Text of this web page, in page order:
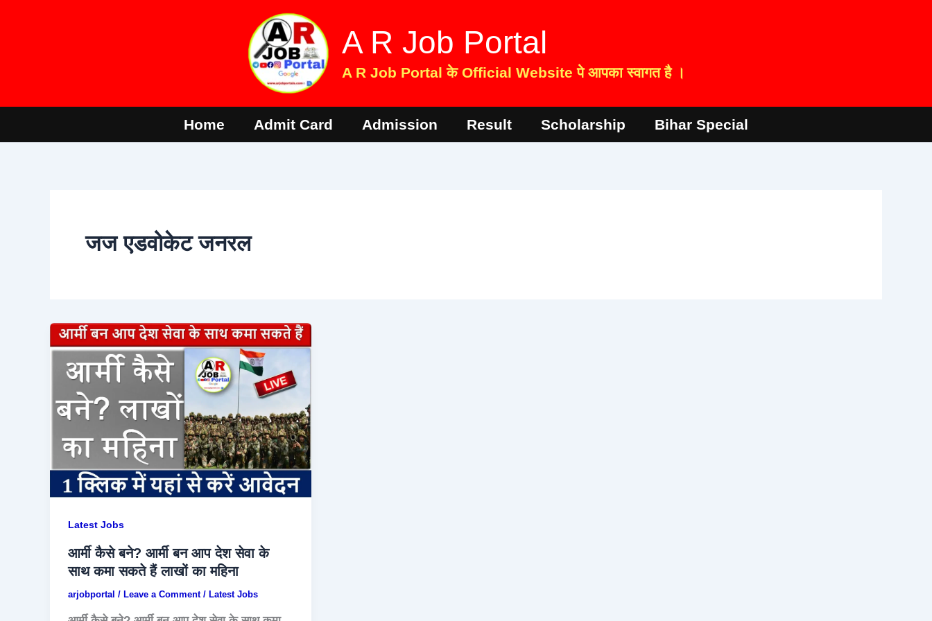
A R Job Portal
A R Job Portal के Official Website पे आपका स्वागत है ।
Home Admit Card Admission Result Scholarship Bihar Special
​जज एडवोकेट जनरल​
Latest Jobs
आर्मी कैसे बने? आर्मी बन आप देश सेवा के
साथ कमा सकते हैं लाखों का महिना
arjobportal / Leave a Comment / Latest Jobs